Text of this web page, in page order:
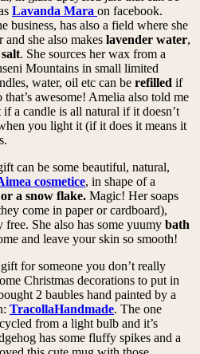
Lavanda Mara on facebook.
business, has also a field where she
she also makes lavender water,
. She sources her wax from a
Mountains in small limited
water, oil etc can be refilled if
awesome! Amelia also told me
a candle is all natural if it doesn’t
you light it (if it does it means it
can be some beautiful, natural,
cosmetice, in shape of a
a snow flake. Magic! Her soaps
come in paper or cardboard),
She also has some yuumy bath
and leave your skin so smooth!
for someone you don’t really
Christmas decorations to put in
2 baubles hand painted by a
TracollaHandmade. The one
from a light bulb and it’s
has some fluffy spikes and a